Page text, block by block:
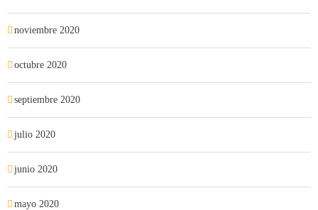
noviembre 2020
octubre 2020
septiembre 2020
julio 2020
junio 2020
mayo 2020